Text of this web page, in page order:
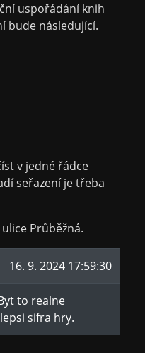
uspořádání knih
bude následující.
v jedné řádce
seřazení je třeba
Průběžná.
16. 9. 2024 17:59:30
to realne
sifra hry.